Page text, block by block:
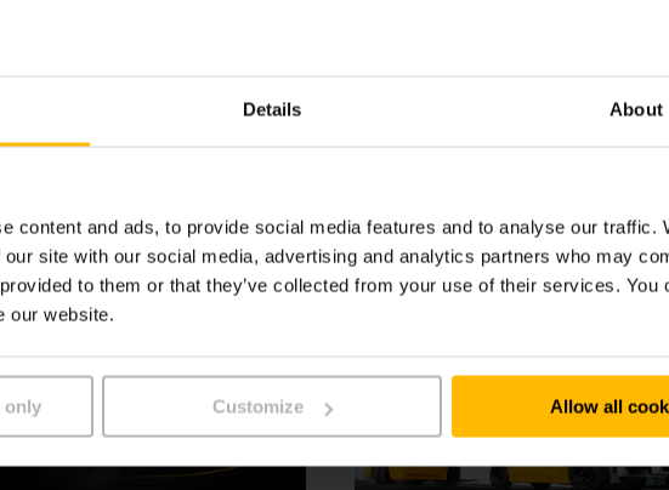
Details About
content and ads, to provide social media features and to analyse our traffic.
site with our social media, advertising and analytics partners who may
to them or that they’ve collected from your use of their services. You
our website.
only Customize Allow all
zu können, akzeptieren
der Kategorie
COOKIES ZULASSEN